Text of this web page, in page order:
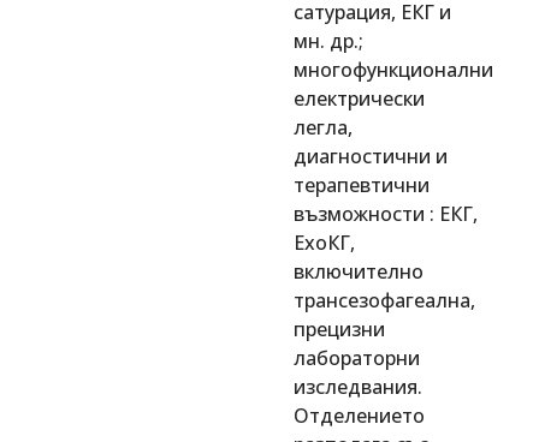
сатурация, ЕКГ и
мн. др.;
многофункционални
електрически
легла,
диагностични и
терапевтични
възможности : ЕКГ,
ЕхоКГ,
включително
трансезофагеална,
прецизни
лабораторни
изследвания.
Отделението